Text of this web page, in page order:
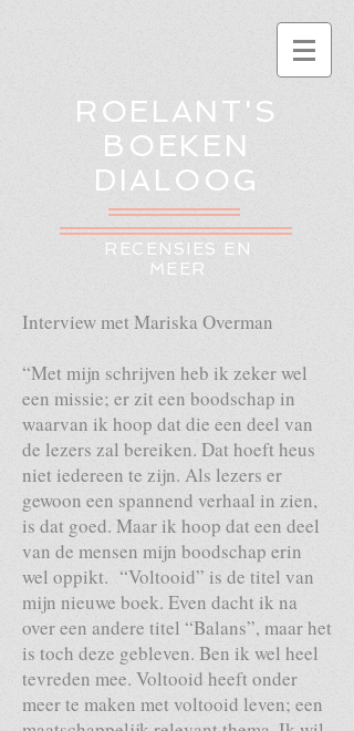
ROELANT'S
BOEKEN
DIALOOG
RECENSIES EN
MEER
Interview met Mariska Overman
“Met mijn schrijven heb ik zeker wel
een missie; er zit een boodschap in
waarvan ik hoop dat die een deel van
de lezers zal bereiken. Dat hoeft heus
niet iedereen te zijn. Als lezers er
gewoon een spannend verhaal in zien,
is dat goed. Maar ik hoop dat een deel
van de mensen mijn boodschap erin
wel oppikt. “Voltooid” is de titel van
mijn nieuwe boek. Even dacht ik na
over een andere titel “Balans”, maar het
is toch deze gebleven. Ben ik wel heel
tevreden mee. Voltooid heeft onder
meer te maken met voltooid leven; een